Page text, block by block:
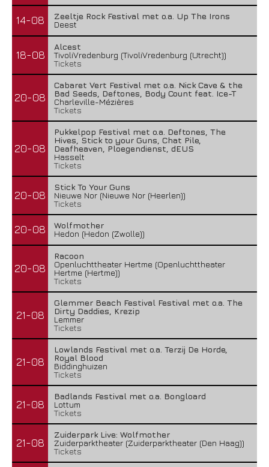
14-08
Zeeltje Rock Festival met o.a. Up The Irons
Deest
18-08
Alcest
TivoliVredenburg (TivoliVredenburg (Utrecht))
Tickets
20-08
Cabaret Vert Festival met o.a. Nick Cave & the
Bad Seeds, Deftones, Body Count feat. Ice-T
Charleville-Mézières
Tickets
20-08
Pukkelpop Festival met o.a. Deftones, The
Hives, Stick to your Guns, Chat Pile,
Deafheaven, Ploegendienst, dEUS
Hasselt
Tickets
20-08
Stick To Your Guns
Nieuwe Nor (Nieuwe Nor (Heerlen))
Tickets
20-08
Wolfmother
Hedon (Hedon (Zwolle))
20-08
Racoon
Openluchttheater Hertme (Openluchttheater
Hertme (Hertme))
Tickets
21-08
Glemmer Beach Festival Festival met o.a. The
Dirty Daddies, Krezip
Lemmer
Tickets
21-08
Lowlands Festival met o.a. Terzij De Horde,
Royal Blood
Biddinghuizen
Tickets
21-08
Badlands Festival met o.a. Bongloard
Lottum
Tickets
21-08
Zuiderpark Live: Wolfmother
Zuiderparktheater (Zuiderparktheater (Den Haag))
Tickets